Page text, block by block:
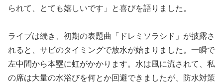
られて、とても嬉しいです」と喜びを語りました。
ライブは続き、初期の表題曲「ドレミソラシド」が披露さ
れると、サビのタイミングで放水が始まりました。一瞬で
左中間から本塁に虹がかかります。水は風に流されて、私
の席は大量の水浴びを何とか回避できましたが、防水対策